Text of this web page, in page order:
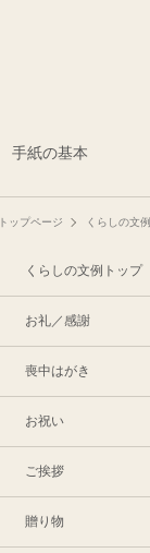
手紙の基本
トップページ くらしの文例
くらしの文例トップ
お礼／感謝
喪中はがき
お祝い
ご挨拶
贈り物